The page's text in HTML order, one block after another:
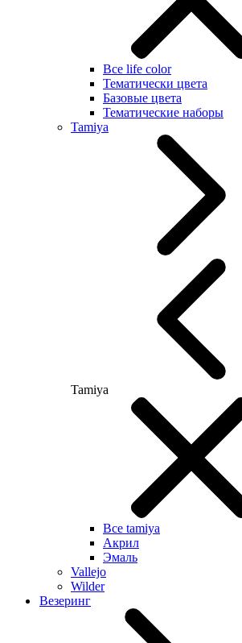
Все life color
Тематически цвета
Базовые цвета
Тематические наборы
Tamiya
Tamiya
Все tamiya
Акрил
Эмаль
Vallejo
Wilder
Везеринг